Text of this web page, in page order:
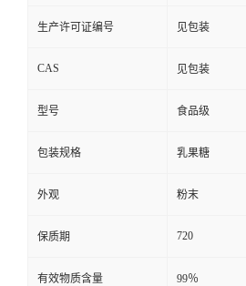
生产许可证编号 见包装
CAS 见包装
型号 食品级
包装规格 乳果糖
外观 粉末
保质期 720
有效物质含量 99％